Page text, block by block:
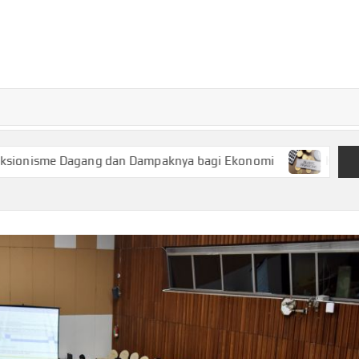
dan Dampaknya bagi Ekonomi Keuangan Syariah,